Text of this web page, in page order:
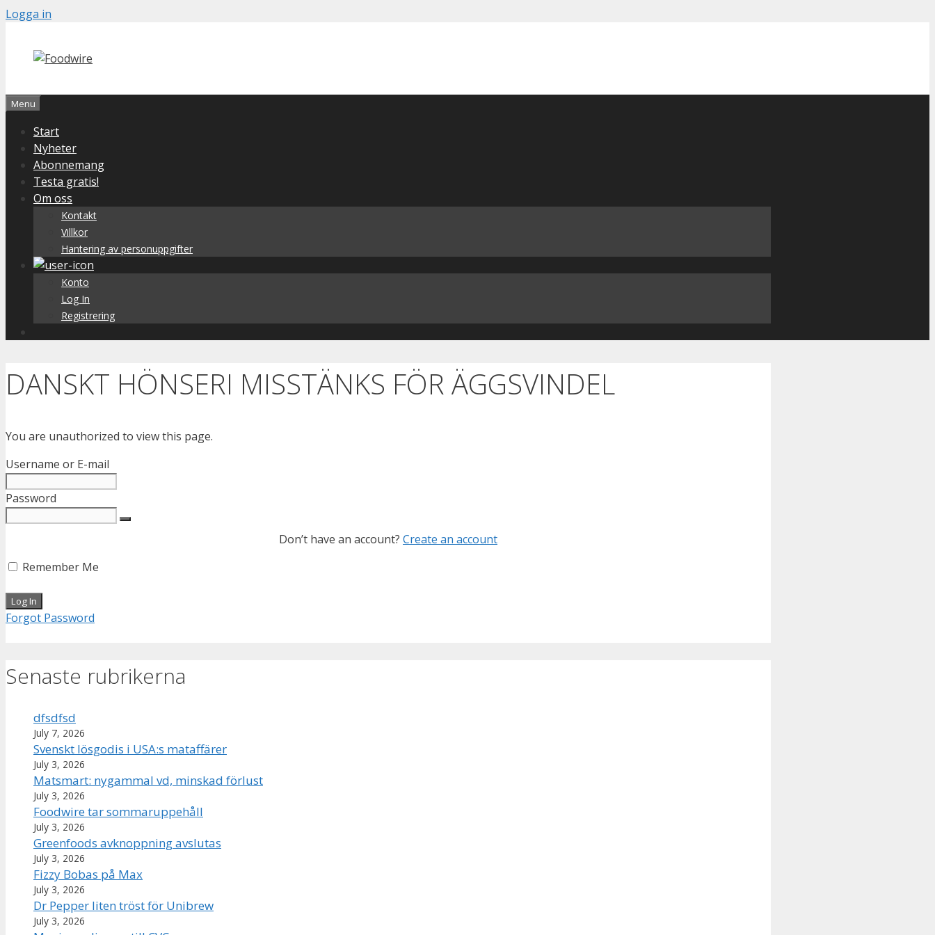
Skip
content
Logga in
Menu
Start
Nyheter
Abonnemang
Testa gratis!
Om oss
Kontakt
Villkor
Hantering av personuppgifter
Konto
Log In
Registrering
DANSKT HÖNSERI MISSTÄNKS FÖR ÄGGSVINDEL
You are unauthorized to view this page.
Username or E-mail
Password
Don’t have an account? Create an account
Remember Me
Forgot Password
Senaste rubrikerna
dfsdfsd
July 7, 2026
Svenskt lösgodis i USA:s mataffärer
July 3, 2026
Matsmart: nygammal vd, minskad förlust
July 3, 2026
Foodwire tar sommaruppehåll
July 3, 2026
Greenfoods avknoppning avslutas
July 3, 2026
Fizzy Bobas på Max
July 3, 2026
Dr Pepper liten tröst för Unibrew
July 3, 2026